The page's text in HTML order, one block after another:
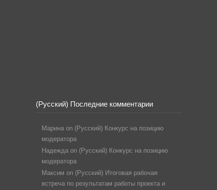
(Русский) Последние комментарии
Марина on (Русский) Конкурс на позицию
модератора
Надежда on (Русский) Конкурс на позицию
модератора
Максим on (Русский) Итоговая рабочая
встреча по результатам работы проекта и